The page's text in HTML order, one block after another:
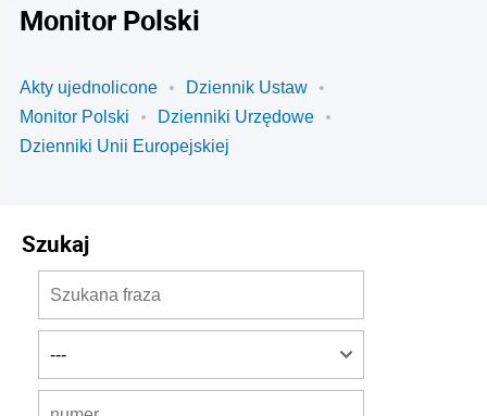
Monitor Polski
Akty ujednolicone
Dziennik Ustaw
Monitor Polski
Dzienniki Urzędowe
Dzienniki Unii Europejskiej
Szukaj